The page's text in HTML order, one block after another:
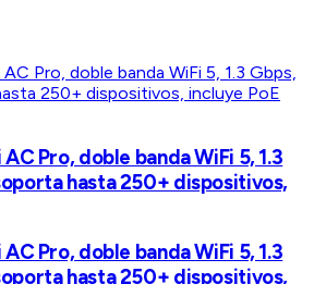
Pro, doble banda WiFi 5, 1.3
hasta 250+ dispositivos,
Pro, doble banda WiFi 5, 1.3
hasta 250+ dispositivos,